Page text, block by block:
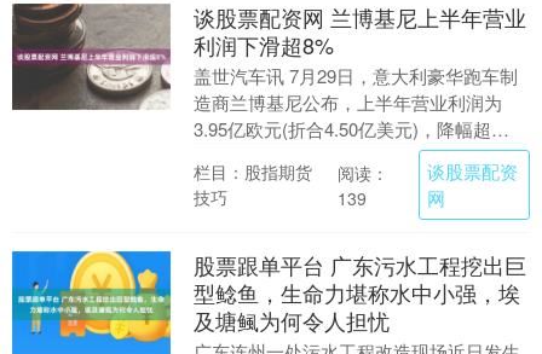
谈股票配资网 兰博基尼上半年营业
利润下滑超8%
盖世汽车讯 7月29日，意大利豪华跑车制
造商兰博基尼公布，上半年营业利润为
3.95亿欧元(折合4.50亿美元)，降幅超
8%，去年同期为4.31亿欧元；营业利润
率....
栏目：股指期货
技巧
阅读：
139
谈股票配资
网
股票跟单平台 广东污水工程挖出巨
型鲶鱼，生命力堪称水中小强，埃
及塘鲺为何令人担忧